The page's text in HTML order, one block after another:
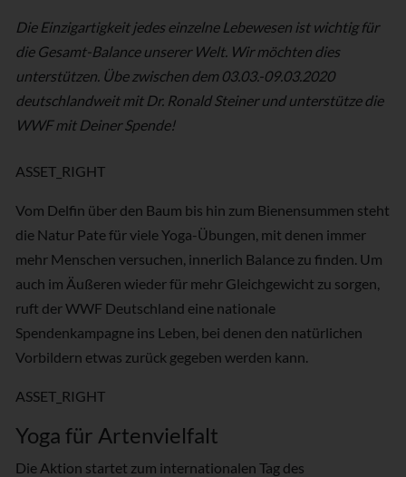
Die Einzigartigkeit jedes einzelne Lebewesen ist wichtig für
die Gesamt-Balance unserer Welt. Wir möchten dies
unterstützen. Übe zwischen dem 03.03.-09.03.2020
deutschlandweit mit Dr. Ronald Steiner und unterstütze die
WWF mit Deiner Spende!
ASSET_RIGHT
Vom Delfin über den Baum bis hin zum Bienensummen steht
die Natur Pate für viele Yoga-Übungen, mit denen immer
mehr Menschen versuchen, innerlich Balance zu finden. Um
auch im Äußeren wieder für mehr Gleichgewicht zu sorgen,
ruft der WWF Deutschland eine nationale
Spendenkampagne ins Leben, bei denen den natürlichen
Vorbildern etwas zurück gegeben werden kann.
ASSET_RIGHT
Yoga für Artenvielfalt
Die Aktion startet zum internationalen Tag des